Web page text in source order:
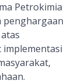
Petrokimia
penghargaan
implementasi